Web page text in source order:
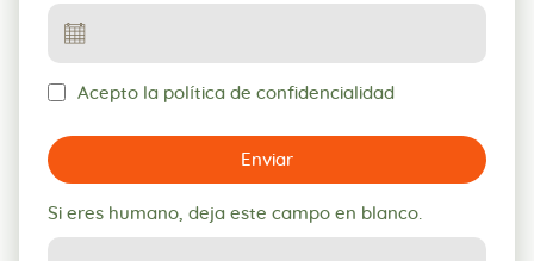
Acepto la política de confidencialidad
Enviar
Si eres humano, deja este campo en blanco.